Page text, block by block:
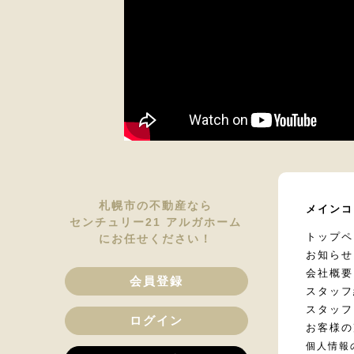
札幌市の不動産なら
センチュリー21 アルガホーム
にお任せください！
会員登録
ログイン
メイン
トップ
お知らせ
会社概要
スタッ
スタッ
お客様
個人情報